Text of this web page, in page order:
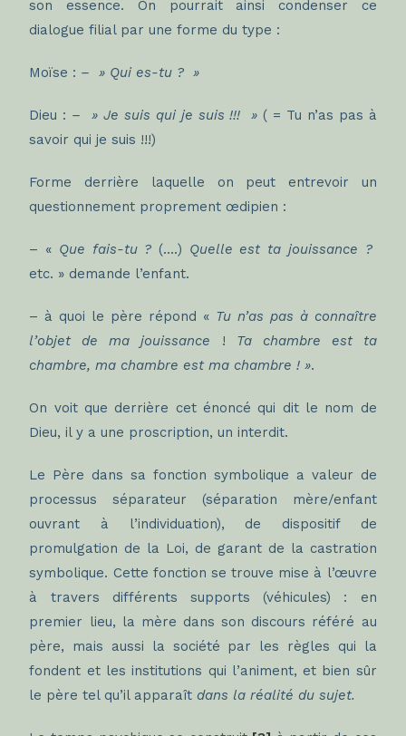
son essence. On pourrait ainsi condenser ce
dialogue filial par une forme du type :
Moïse : – » Qui es-tu ? »
Dieu : – » Je suis qui je suis !!! »( = Tu n’as pas à
savoir qui je suis !!!)
Forme derrière laquelle on peut entrevoir un
questionnement proprement œdipien :
– « Que fais-tu ? (….) Quelle est ta jouissance ?
etc. » demande l’enfant.
– à quoi le père répond « Tu n’as pas à connaître
l’objet de ma jouissance ! Ta chambre est ta
chambre, ma chambre est ma chambre ! ».
On voit que derrière cet énoncé qui dit le nom de
Dieu, il y a une proscription, un interdit.
Le Père dans sa fonction symbolique a valeur de
processus séparateur (séparation mère/enfant
ouvrant à l’individuation), de dispositif de
promulgation de la Loi, de garant de la castration
symbolique. Cette fonction se trouve mise à l’œuvre
à travers différents supports (véhicules) : en
premier lieu, la mère dans son discours référé au
père, mais aussi la société par les règles qui la
fondent et les institutions qui l’animent, et bien sûr
le père tel qu’il apparaît dans la réalité du sujet.